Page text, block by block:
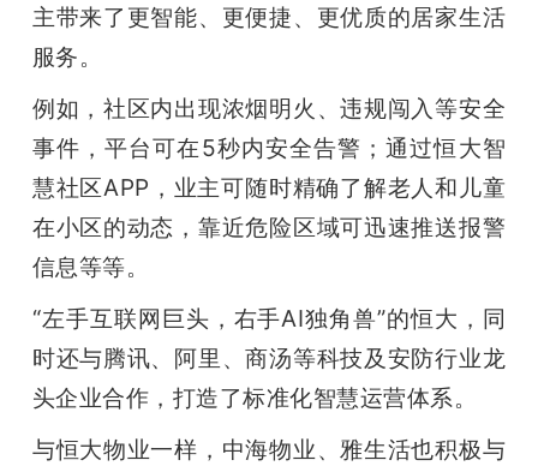
主带来了更智能、更便捷、更优质的居家生活
服务。
例如，社区内出现浓烟明火、违规闯入等安全
事件，平台可在5秒内安全告警；通过恒大智
慧社区APP，业主可随时精确了解老人和儿童
在小区的动态，靠近危险区域可迅速推送报警
信息等等。
“左手互联网巨头，右手AI独角兽”的恒大，同
时还与腾讯、阿里、商汤等科技及安防行业龙
头企业合作，打造了标准化智慧运营体系。
与恒大物业一样，中海物业、雅生活也积极与